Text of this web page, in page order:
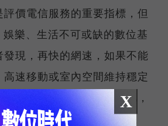
價電信服務的重要指標，但
樂、生活不可或缺的數位基
現，再快的網速，如果不能
速移動或室內空間維持穩定
好的使用體驗，也因如此，
準，也逐漸從追求測速數
X